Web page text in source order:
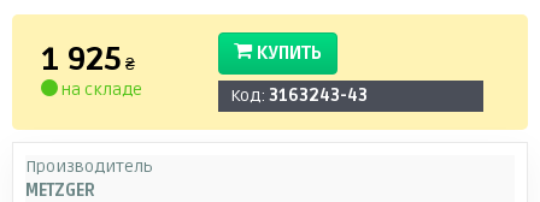
1 925 ₴
на складе
КУПИТЬ
Код: 3163243-43
Производитель
METZGER